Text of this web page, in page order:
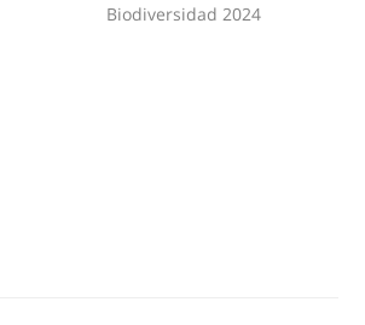
Biodiversidad 2024